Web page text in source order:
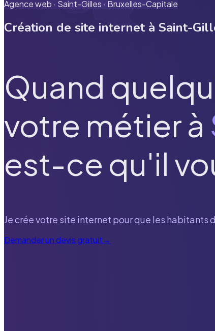
Agence web · Saint-Gilles · Bruxelles-Capitale
Création de site internet à Saint-
Quand
votre métier à
est-ce qu'il
Je crée votre site internet pour que les habitants
Demander un devis gratuit→